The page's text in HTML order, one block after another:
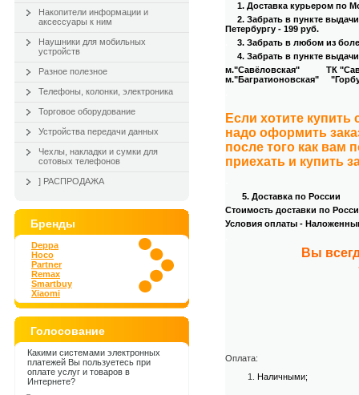
Накопители информации и
аксессуары к ним
Наушники для мобильных
устройств
Разное полезное
Телефоны, колонки, электроника
Торговое оборудование
Устройства передачи данных
Чехлы, накладки и сумки для
сотовых телефонов
] РАСПРОДАЖА
Бренды
Deppa
Hoco
Partner
Remax
Smartbuy
Xiaomi
Голосование
Какими системами электронных
платежей Вы пользуетесь при
оплате услуг и товаров в
Интернете?
1. Доставка курьером по
2. Забрать в пункте
Петербургу - 199 руб.
3. Забрать в любом из
4. Забрать в пункте
м."Савёловская" ТК
м."Багратионовская"
Если хотите
надо оформить
после того как вам
приехать и купить
5. Доставка по России
Стоимость доставки по
Условия оплаты -
Вы
Оплата:
Наличными;